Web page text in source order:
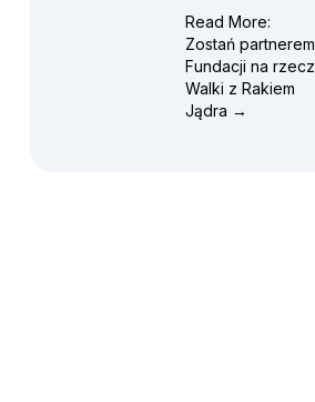
Read More:
Zostań partnerem
Fundacji na rzecz
Walki z Rakiem
Jądra →